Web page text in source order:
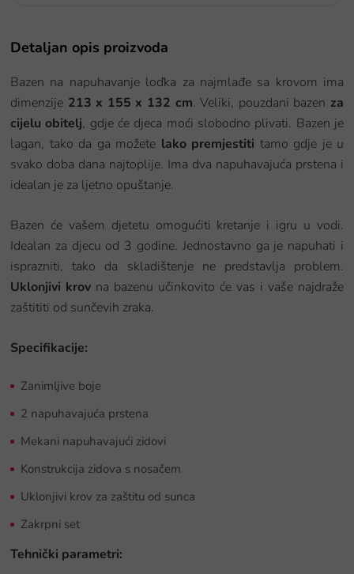
Detaljan opis proizvoda
Bazen na napuhavanje loďka za najmlađe sa krovom ima
dimenzije 213 x 155 x 132 cm. Veliki, pouzdani bazen za
cijelu obitelj, gdje će djeca moći slobodno plivati. Bazen je
lagan, tako da ga možete lako premjestiti tamo gdje je u
svako doba dana najtoplije. Ima dva napuhavajuća prstena i
idealan je za ljetno opuštanje.
Bazen će vašem djetetu omogućiti kretanje i igru u vodi.
Idealan za djecu od 3 godine. Jednostavno ga je napuhati i
isprazniti, tako da skladištenje ne predstavlja problem.
Uklonjivi krov na bazenu učinkovito će vas i vaše najdraže
zaštititi od sunčevih zraka.
Specifikacije:
Zanimljive boje
2 napuhavajuća prstena
Mekani napuhavajući zidovi
Konstrukcija zidova s nosačem
Uklonjivi krov za zaštitu od sunca
Zakrpni set
Tehnički parametri: